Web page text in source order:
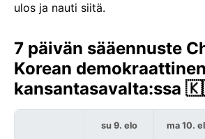
ulos ja nauti siitä.
7 päivän sääennuste
Korean demokraattinen
kansantasavalta:ssa
su 9. elo ma 10.